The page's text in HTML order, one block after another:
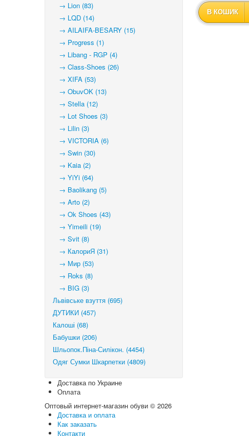
→ Lion (83)
→ LQD (14)
→ AILAIFA-BESARY (15)
→ Progress (1)
→ Libang - RGP (4)
→ Class-Shoes (26)
→ XIFA (53)
→ ObuvOK (13)
→ Stella (12)
→ Lot Shoes (3)
→ Lilin (3)
→ VICTORIA (6)
→ Swin (30)
→ Kaia (2)
→ YiYi (64)
→ Baolikang (5)
→ Arto (2)
→ Ok Shoes (43)
→ Yimeili (19)
→ Svit (8)
→ КалориЯ (31)
→ Мир (53)
→ Roks (8)
→ BIG (3)
Львівське взуття (695)
ДУТИКИ (457)
Калоші (68)
Бабушки (206)
Шльопок.Піна-Силікон. (4454)
Одяг Сумки Шкарпетки (4809)
В КОШИК
Доставка по Украине
Оплата
Оптовый интернет-магазин обуви © 2026
Доставка и оплата
Как заказать
Контакти